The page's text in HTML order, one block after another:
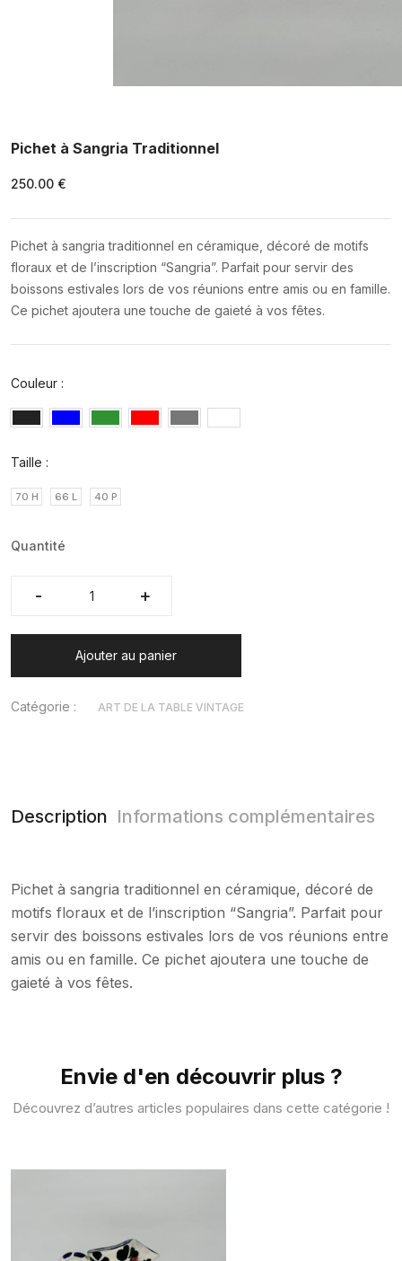
Pichet à Sangria Traditionnel
250.00 €
Pichet à sangria traditionnel en céramique, décoré de motifs
floraux et de l’inscription “Sangria”. Parfait pour servir des
boissons estivales lors de vos réunions entre amis ou en famille.
Ce pichet ajoutera une touche de gaieté à vos fêtes.
Couleur :
Taille :
70 H 66 L 40 P
Quantité
- +
- +
Ajouter au panier
Catégorie : ART DE LA TABLE VINTAGE
Description Informations complémentaires
Pichet à sangria traditionnel en céramique, décoré de
motifs floraux et de l’inscription “Sangria”. Parfait pour
servir des boissons estivales lors de vos réunions entre
amis ou en famille. Ce pichet ajoutera une touche de
gaieté à vos fêtes.
Envie d'en découvrir plus ?
Découvrez d’autres articles populaires dans cette catégorie !